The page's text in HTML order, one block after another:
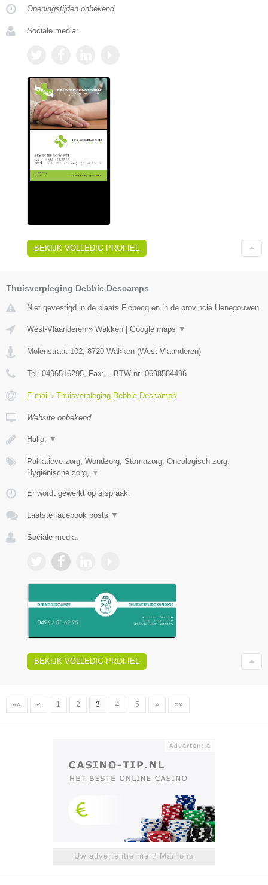
Openingstijden onbekend
Sociale media:
BEKIJK VOLLEDIG PROFIEL
Thuisverpleging Debbie Descamps
Niet gevestigd in de plaats Flobecq en in de provincie Henegouwen.
West-Vlaanderen » Wakken | Google maps ▼
Molenstraat 102 8720 Wakken (West-Vlaanderen)
Tel: 0496516295 , Fax: - , BTW-nr: 0698584496
E-mail › Thuisverpleging Debbie Descamps
Website onbekend
Hallo, ▼
Palliatieve zorg, Wondzorg, Stomazorg, Oncologisch zorg,
Hygiënische zorg,
▼
Er wordt gewerkt op afspraak.
Laatste facebook posts ▼
Sociale media:
BEKIJK VOLLEDIG PROFIEL
«« « 1 2 3 4 5 » »»
Uw advertentie hier? Mail ons